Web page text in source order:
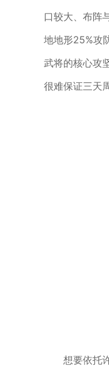
口较大、布阵
地地形25%攻
武将的核心攻
很难保证三天
想要依托